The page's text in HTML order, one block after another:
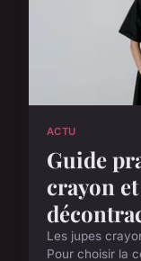
ACTU
Guide
crayon
Les jupes
Pour choisir la